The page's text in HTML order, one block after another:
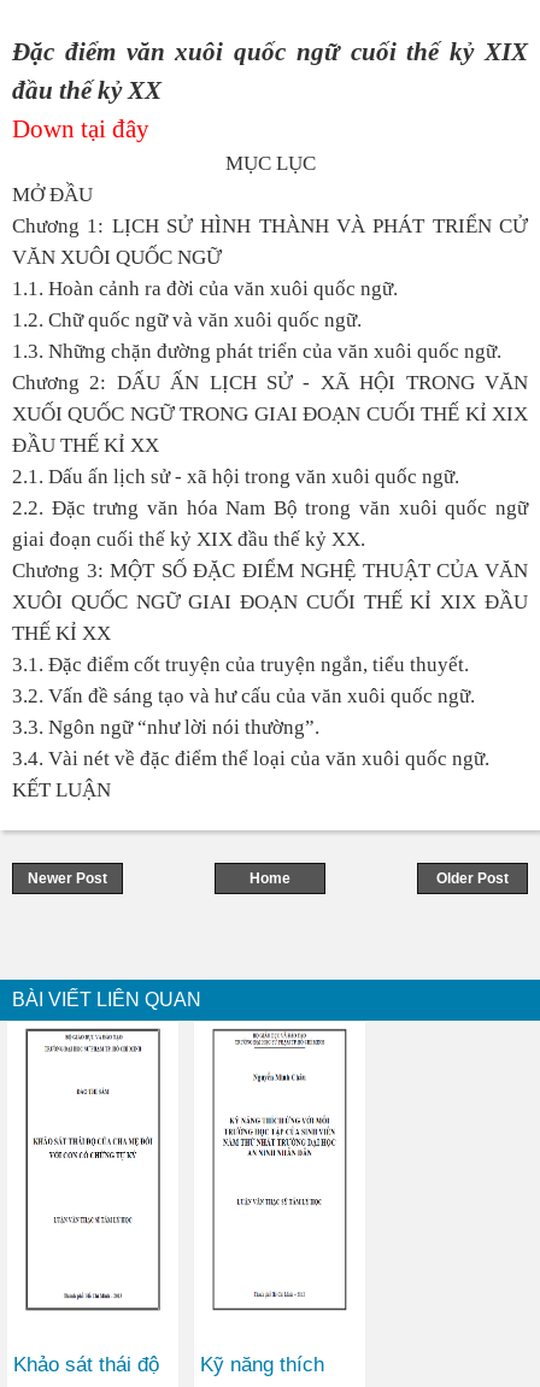
Đặc điểm văn xuôi quốc ngữ cuối thế kỷ XIX
đầu thế kỷ XX
Down tại đây
MỤC LỤC
MỞ ĐẦU
Chương 1: LỊCH SỬ HÌNH THÀNH VÀ PHÁT TRIỂN CỬ
VĂN XUÔI QUỐC NGỮ
1.1. Hoàn cảnh ra đời của văn xuôi quốc ngữ.
1.2. Chữ quốc ngữ và văn xuôi quốc ngữ.
1.3. Những chặn đường phát triển của văn xuôi quốc ngữ.
Chương 2: DẤU ẤN LỊCH SỬ - XÃ HỘI TRONG VĂN
XUỐI QUỐC NGỮ TRONG GIAI ĐOẠN CUỐI THẾ KỈ XIX
ĐẦU THẾ KỈ XX
2.1. Dấu ấn lịch sử - xã hội trong văn xuôi quốc ngữ.
2.2. Đặc trưng văn hóa Nam Bộ trong văn xuôi quốc ngữ
giai đoạn cuối thế kỷ XIX đầu thế kỷ XX.
Chương 3: MỘT SỐ ĐẶC ĐIỂM NGHỆ THUẬT CỦA VĂN
XUÔI QUỐC NGỮ GIAI ĐOẠN CUỐI THẾ KỈ XIX ĐẦU
THẾ KỈ XX
3.1. Đặc điểm cốt truyện của truyện ngắn, tiểu thuyết.
3.2. Vấn đề sáng tạo và hư cấu của văn xuôi quốc ngữ.
3.3. Ngôn ngữ “như lời nói thường”.
3.4. Vài nét về đặc điểm thể loại của văn xuôi quốc ngữ.
KẾT LUẬN
Newer Post Older Post
Home
BÀI VIẾT LIÊN QUAN
Khảo sát thái độ Kỹ năng thích